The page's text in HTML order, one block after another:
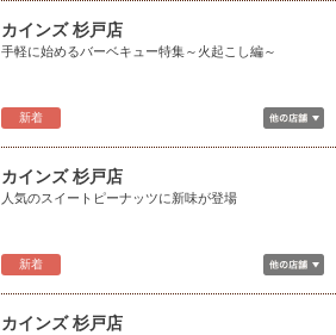
新着
カインズ 杉戸店
手軽に始めるバーベキュー特集～火起こし編～
新着
カインズ 杉戸店
人気のスイートピーナッツに新味が登場
カインズ 杉戸店